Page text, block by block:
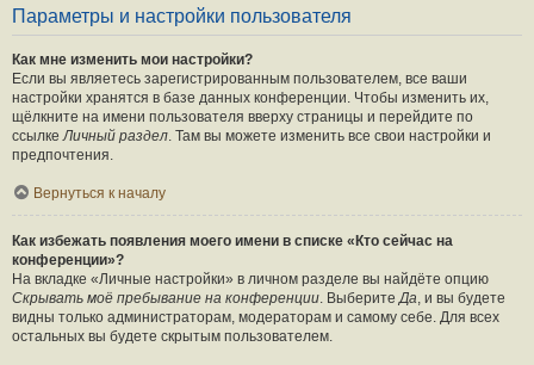
Параметры и настройки пользователя
Как мне изменить мои настройки?
Если вы являетесь зарегистрированным пользователем, все ваши
настройки хранятся в базе данных конференции. Чтобы изменить их,
щёлкните на имени пользователя вверху страницы и перейдите по
ссылкеЛичный раздел. Там вы можете изменить все свои настройки и
предпочтения.
Вернуться к началу
Как избежать появления моего имени в списке «Кто сейчас на
конференции»?
На вкладке «Личные настройки» в личном разделе вы найдёте опцию
Скрывать моё пребывание на конференции. ВыберитеДа, и вы будете
видны только администраторам, модераторам и самому себе. Для всех
остальных вы будете скрытым пользователем.